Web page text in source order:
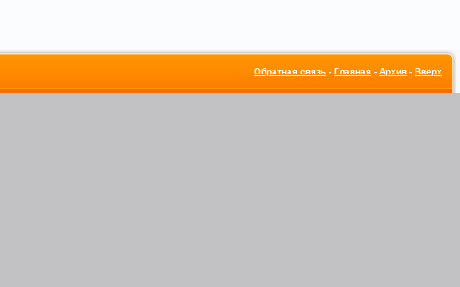
Обратная связь - Главная - Архив - Вверх